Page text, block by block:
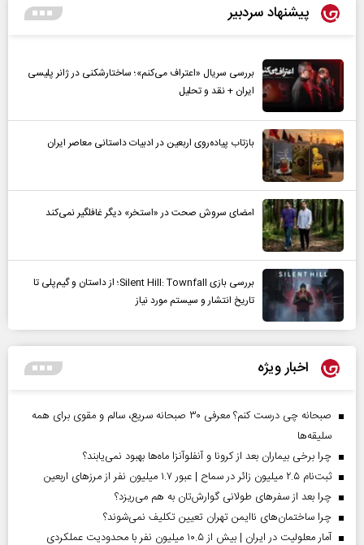
پیشنهاد سردبیر
بررسی سریال «اعتراف می‌کنم»؛ ساختارشکنی در ژانر پلیسی
ایران + نقد و تحلیل
بازتاب پیاده‌روی اربعین در ادبیات داستانی معاصر ایران
امضای سروش صحت در «استخر» دیگر غافلگیر نمی‌کند
بررسی بازی Silent Hill: Townfall؛ از داستان و گیم‌پلی تا
تاریخ انتشار و سیستم مورد نیاز
اخبار ویژه
صبحانه چی درست کنم؟ معرفی ۳۰ صبحانه سریع، سالم و مقوی برای همه
سلیقه‌ها
چرا برخی بیماران بعد از کرونا و آنفلوآنزا ماه‌ها بهبود نمی‌یابند؟
ثبت‌نام ۲.۵ میلیون زائر در سماح | عبور ۱.۷ میلیون نفر از مرز‌های اربعین
چرا بعد از سفرهای طولانی گوارش‌تان به هم می‌ریزد؟
چرا ساختمان‌های ناایمن تهران تعیین تکلیف نمی‌شوند؟
آمار معلولیت در ایران | بیش از ۱۰.۵ میلیون نفر با محدودیت عملکردی